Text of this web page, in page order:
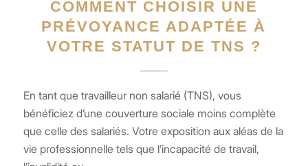
COMMENT CHOISIR UNE
PRÉVOYANCE ADAPTÉE À
VOTRE STATUT DE TNS ?
En tant que travailleur non salarié (TNS), vous
bénéficiez d’une couverture sociale moins complète
que celle des salariés. Votre exposition aux aléas de la
vie professionnelle tels que l’incapacité de travail,